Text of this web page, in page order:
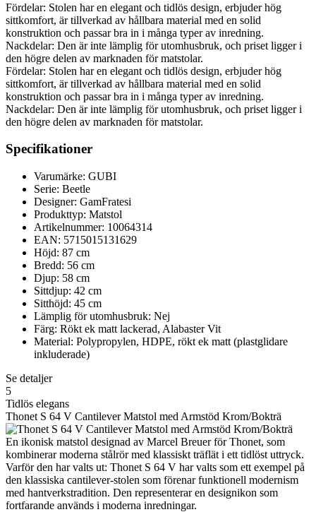
Fördelar: Stolen har en elegant och tidlös design, erbjuder hög
sittkomfort, är tillverkad av hållbara material med en solid
konstruktion och passar bra in i många typer av inredning.
Nackdelar: Den är inte lämplig för utomhusbruk, och priset ligger i
den högre delen av marknaden för matstolar.
Fördelar: Stolen har en elegant och tidlös design, erbjuder hög
sittkomfort, är tillverkad av hållbara material med en solid
konstruktion och passar bra in i många typer av inredning.
Nackdelar: Den är inte lämplig för utomhusbruk, och priset ligger i
den högre delen av marknaden för matstolar.
Specifikationer
Varumärke: GUBI
Serie: Beetle
Designer: GamFratesi
Produkttyp: Matstol
Artikelnummer: 10064314
EAN: 5715015131629
Höjd: 87 cm
Bredd: 56 cm
Djup: 58 cm
Sittdjup: 42 cm
Sitthöjd: 45 cm
Lämplig för utomhusbruk: Nej
Färg: Rökt ek matt lackerad, Alabaster Vit
Material: Polypropylen, HDPE, rökt ek matt (plastglidare
inkluderade)
Se detaljer
5
Tidlös elegans
Thonet S 64 V Cantilever Matstol med Armstöd Krom/Bokträ
En ikonisk matstol designad av Marcel Breuer för Thonet, som
kombinerar moderna stålrör med klassiskt träflät i ett tidlöst uttryck.
Varför den har valts ut: Thonet S 64 V har valts som ett exempel på
den klassiska cantilever-stolen som förenar funktionell modernism
med hantverkstradition. Den representerar en designikon som
fortfarande används i moderna inredningar.